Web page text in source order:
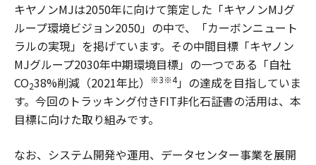
キヤノンMJは2050年に向けて策定した「キヤノンMJグ
ループ環境ビジョン2050」の中で、「カーボンニュート
ラルの実現」を掲げています。その中間目標「キヤノン
MJグループ2030年中期環境目標」の一つである「自社
CO238%削減（2021年比） ※3※4」の達成を目指していま
す。今回のトラッキング付きFIT非化石証書の活用は、本
目標に向けた取り組みです。
なお、システム開発や運用、データセンター事業を展開